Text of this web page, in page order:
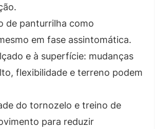
de panturrilha como
em fase assintomática.
e à superfície: mudanças
flexibilidade e terreno podem
do tornozelo e treino de
para reduzir